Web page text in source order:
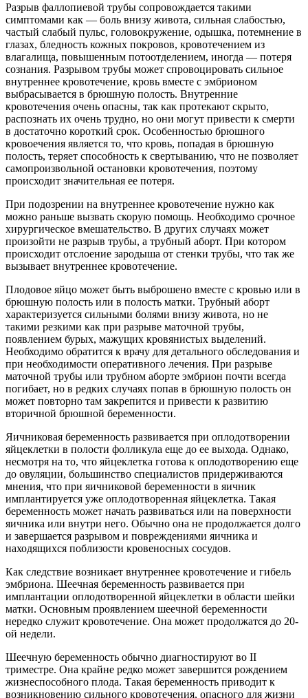
Разрыв фаллопиевой трубы сопровождается такими
симптомами как — боль внизу живота, сильная слабостью,
частый слабый пульс, головокружение, одышка, потемнение в
глазах, бледность кожных покровов, кровотечением из
влагалища, повышенным потоотделением, иногда — потеря
сознания. Разрывом трубы может спровоцировать сильное
внутреннее кровотечение, кровь вместе с эмбрионом
выбрасывается в брюшную полость. Внутренние
кровотечения очень опасны, так как протекают скрыто,
распознать их очень трудно, но они могут привести к смерти
в достаточно короткий срок. Особенностью брюшного
кровоечения является то, что кровь, попадая в брюшную
полость, теряет способность к свертыванию, что не позволяет
самопроизвольной остановки кровотечения, поэтому
происходит значительная ее потеря.
При подозрении на внутреннее кровотечение нужно как
можно раньше вызвать скорую помощь. Необходимо срочное
хирургическое вмешательство. В других случаях может
произойти не разрыв трубы, а трубный аборт. При котором
происходит отслоение зародыша от стенки трубы, что так же
вызывает внутреннее кровотечение.
Плодовое яйцо может быть выброшено вместе с кровью или в
брюшную полость или в полость матки. Трубный аборт
характеризуется сильными болями внизу живота, но не
такими резкими как при разрыве маточной трубы,
появлением бурых, мажущих кровянистых выделений.
Необходимо обратится к врачу для детального обследования и
при необходимости оперативного лечения. При разрыве
маточной трубы или трубном аборте эмбрион почти всегда
погибает, но в редких случаях попав в брюшную полость он
может повторно там закрепится и привести к развитию
вторичной брюшной беременности.
Яичниковая беременность развивается при оплодотворении
яйцеклетки в полости фолликула еще до ее выхода. Однако,
несмотря на то, что яйцеклетка готова к оплодотворению еще
до овуляции, большинство специалистов придерживаются
мнения, что при яичниковой беременности в яичник
имплантируется уже оплодотворенная яйцеклетка. Такая
беременность может начать развиваться или на поверхности
яичника или внутри него. Обычно она не продолжается долго
и завершается разрывом и повреждениями яичника и
находящихся поблизости кровеносных сосудов.
Как следствие возникает внутреннее кровотечение и гибель
эмбриона. Шеечная беременность развивается при
имплантации оплодотворенной яйцеклетки в области шейки
матки. Основным проявлением шеечной беременности
нередко служит кровотечение. Она может продолжатся до 20-
ой недели.
Шеечную беременность обычно диагностируют во II
триместре. Она крайне редко может завершится рождением
жизнеспособного плода. Такая беременность приводит к
возникновению сильного кровотечения, опасного для жизни